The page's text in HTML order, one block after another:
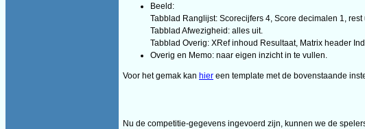
Beeld:
Tabblad Ranglijst: Scorecijfers 4, Score decimalen 1, rest
Tabblad Afwezigheid: alles uit.
Tabblad Overig: XRef inhoud Resultaat, Matrix header
Overig en Memo: naar eigen inzicht in te vullen.
Voor het gemak kan hier een template met de bovenstaande
Nu de competitie-gegevens ingevoerd zijn, kunnen we de